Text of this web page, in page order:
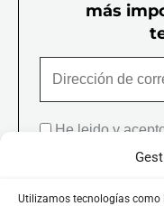
Utilizamos tecnologías como
más
He leido y